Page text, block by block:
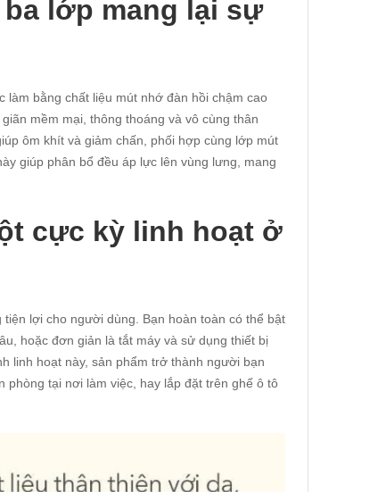
lớp mang lại sự
bằng chất liệu mút nhớ đàn hồi chậm cao
mềm mại, thông thoáng và vô cùng thân
ôm khít và giảm chấn, phối hợp cùng lớp mút
giúp phân bổ đều áp lực lên vùng lưng, mang
cực kỳ linh hoạt ở
lợi cho người dùng. Bạn hoàn toàn có thể bật
hoặc đơn giản là tắt máy và sử dụng thiết bị
linh hoạt này, sản phẩm trở thành người bạn
tại nơi làm việc, hay lắp đặt trên ghế ô tô